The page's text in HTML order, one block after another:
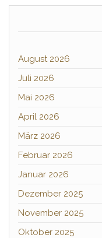
August 2026
Juli 2026
Mai 2026
April 2026
März 2026
Februar 2026
Januar 2026
Dezember 2025
November 2025
Oktober 2025